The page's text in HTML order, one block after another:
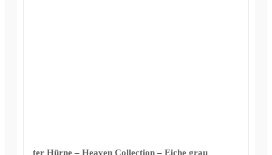
ter Hürne – Heaven Collection – Eiche grau